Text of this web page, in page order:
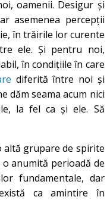
oamenii. Desigur şi
asemenea percepţii
în trăirile lor curente
ele. Şi pentru noi,
în condițiile în care
diferită între noi şi
dăm seama acum nici
la fel ca şi ele. Să
grupare de spirite
anumită perioadă de
fundamentale, dar
ca amintire în